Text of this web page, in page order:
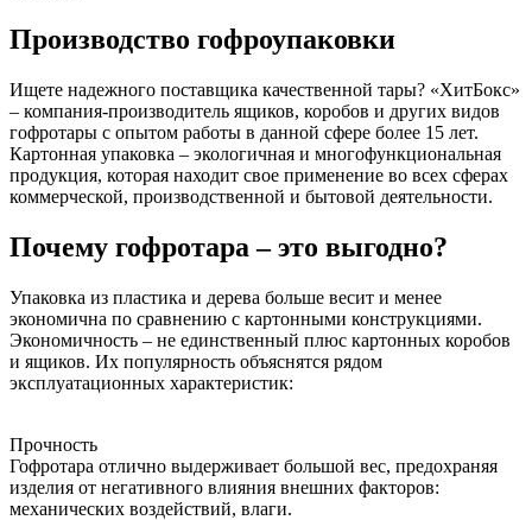
Производство гофроупаковки
Ищете надежного поставщика качественной тары? «ХитБокс»
– компания-производитель ящиков, коробов и других видов
гофротары с опытом работы в данной сфере более 15 лет.
Картонная упаковка – экологичная и многофункциональная
продукция, которая находит свое применение во всех сферах
коммерческой, производственной и бытовой деятельности.
Почему гофротара – это выгодно?
Упаковка из пластика и дерева больше весит и менее
экономична по сравнению с картонными конструкциями.
Экономичность – не единственный плюс картонных коробов
и ящиков. Их популярность объяснятся рядом
эксплуатационных характеристик:
Прочность
Гофротара отлично выдерживает большой вес, предохраняя
изделия от негативного влияния внешних факторов:
механических воздействий, влаги.